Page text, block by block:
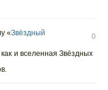
«Звёздный
0
и вселенная Звёздных